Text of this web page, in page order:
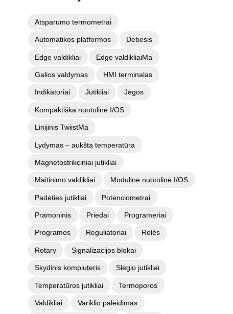
Atsparumo termometrai
Automatikos platformos Debesis
Edge valdikliai Edge valdikliaiMa
Galios valdymas HMI terminalas
Indikatoriai Jutikliai Jėgos
Kompaktiška nuotolinė I/OS
Linijinis TwiistMa
Lydymas – aukšta temperatūra
Magnetostrikciniai jutikliai
Maitinimo valdikliai Modulinė nuotolinė I/OS
Padėties jutikliai Potenciometrai
Pramoninis Priedai Programeriai
Programos Reguliatoriai Relės
Rotary Signalizacijos blokai
Skydinis kompiuteris Slėgio jutikliai
Temperatūros jutikliai Termoporos
Valdikliai Variklio paleidimas